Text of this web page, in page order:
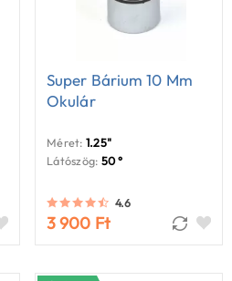
Super Bárium 10 Mm
Okulár
Méret: 1.25"
Látószög: 50 °
4.6
3 900 Ft